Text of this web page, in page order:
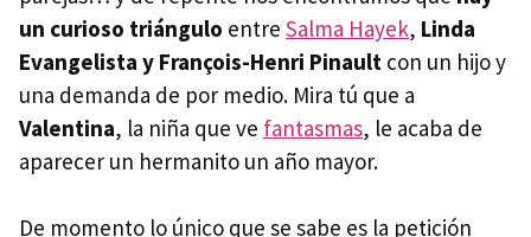
un curioso triángulo entre Salma Hayek, Linda
Evangelista y François-Henri Pinault con un hijo y
una demanda de por medio. Mira tú que a
Valentina, la niña que ve fantasmas, le acaba de
aparecer un hermanito un año mayor.
De momento lo único que se sabe es la petición